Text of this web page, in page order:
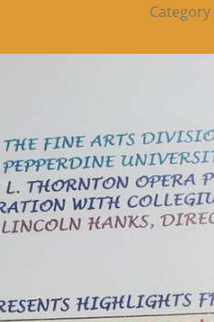
Category